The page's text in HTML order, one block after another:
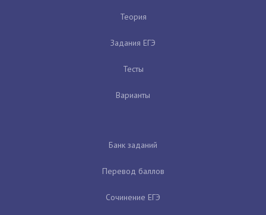
Теория
Задания ЕГЭ
Тесты
Варианты
Банк заданий
Перевод баллов
Сочинение ЕГЭ